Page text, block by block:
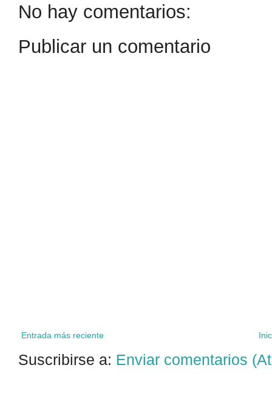
No hay comentarios:
Publicar un comentario
Entrada más reciente
Suscribirse a: Enviar comentarios